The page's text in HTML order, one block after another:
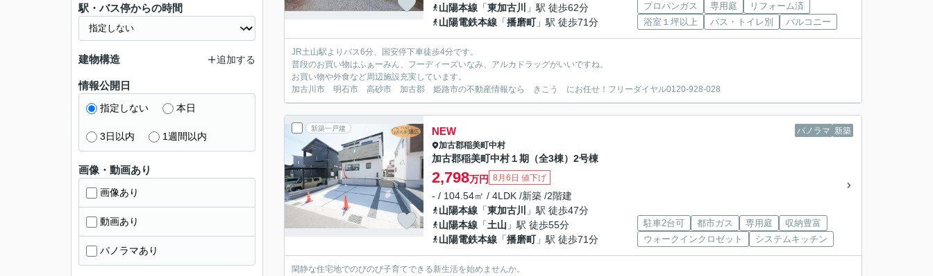
山陽本線 「東加古川
」駅 徒歩62分
山陽電鉄本線 「播磨町」駅 徒歩71分
プロパンガス 専用庭
リフォーム済
浴室１坪以上
バス・トイレ別 バルコニー
JR土山駅よりバス6分、国安停下車徒歩4分です。
普段のお買い物はふぁーみん、フーディーズいなみ、アルカドラッグがいいですね。
お買い物や外食など周辺施設充実しています。
加古川市 明石市 高砂市 加古郡 姫路市の不動産情報なら きこう にお任せ！フリーダイヤル0120-928-028
新築一戸建 パノラマ 新築
NEW
加古郡稲美町中村
加古郡稲美町中村１期（全3棟）2号棟
2,798万円 8月6日 値下げ
- / 104.54㎡ / 4LDK /新築 /2階建
山陽本線 「東加古川
」駅 徒歩47分
山陽本線 「土山 」駅 徒歩55分
山陽電鉄本線 「播磨町」駅 徒歩71分
駐車2台可 都市ガス 専用庭
収納豊富
ウォークインクロゼット
システムキッチン
閑静な住宅地でのびのび子育てできる新生活を始めませんか。
駅・バス停からの時間
建物構造 追加する
情報公開日
指定しない 本日
3日以内 1週間以内
画像・動画あり
画像あり
動画あり
パノラマあり